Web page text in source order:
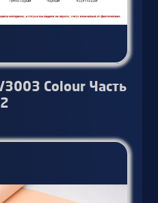
Colour Часть
2